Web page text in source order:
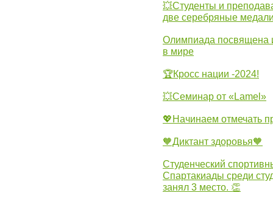
💥Студенты и
две серебряные
Олимпиада посвящена
в мире
🏆Кросс нации -2024!
💥Семинар от «Lamel»
💖Начинаем отмечать
🧡Диктант здоровья🧡
Студенческий
Спартакиады среди
занял 3 место. 👏